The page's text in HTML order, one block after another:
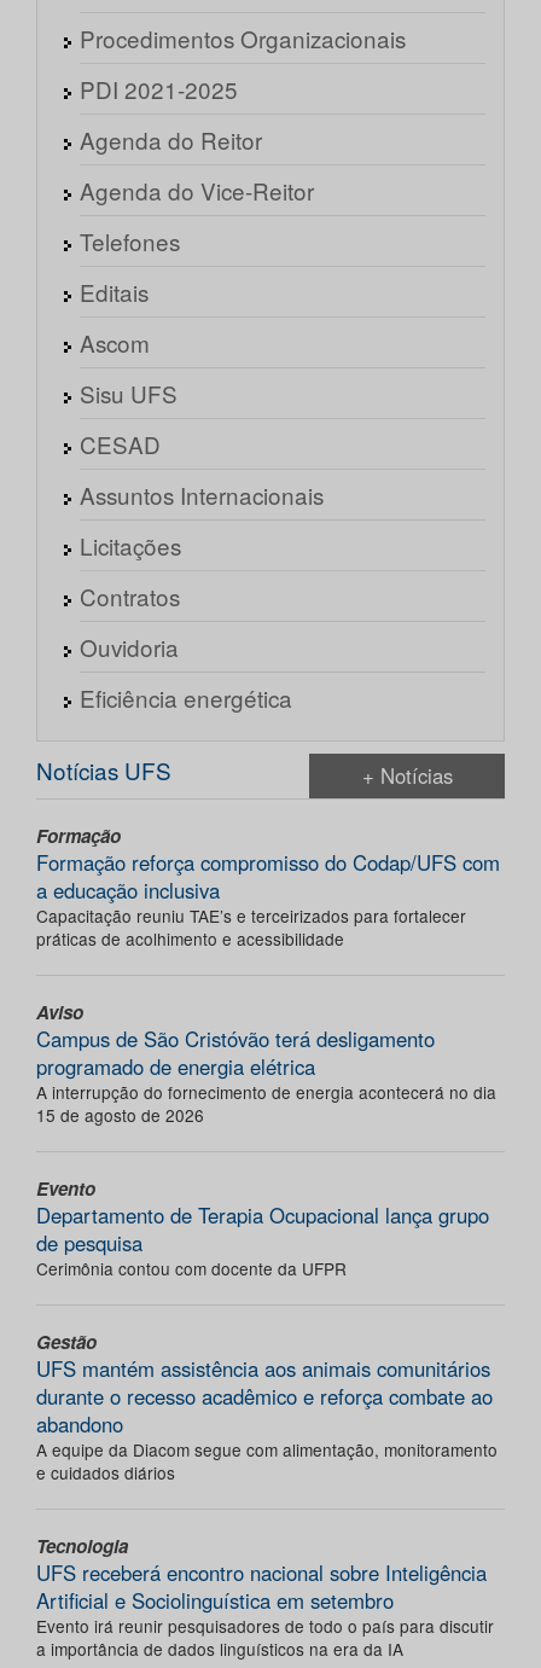
Procedimentos Organizacionais
PDI 2021-2025
Agenda do Reitor
Agenda do Vice-Reitor
Telefones
Editais
Ascom
Sisu UFS
CESAD
Assuntos Internacionais
Licitações
Contratos
Ouvidoria
Eficiência energética
Notícias UFS + Notícias
Formação
Formação reforça compromisso do Codap/UFS com
a educação inclusiva
Capacitação reuniu TAE’s e terceirizados para fortalecer
práticas de acolhimento e acessibilidade
Aviso
Campus de São Cristóvão terá desligamento
programado de energia elétrica
A interrupção do fornecimento de energia acontecerá no dia
15 de agosto de 2026
Evento
Departamento de Terapia Ocupacional lança grupo
de pesquisa
Cerimônia contou com docente da UFPR
Gestão
UFS mantém assistência aos animais comunitários
durante o recesso acadêmico e reforça combate ao
abandono
A equipe da Diacom segue com alimentação, monitoramento
e cuidados diários
Tecnologia
UFS receberá encontro nacional sobre Inteligência
Artificial e Sociolinguística em setembro
Evento irá reunir pesquisadores de todo o país para discutir
a importância de dados linguísticos na era da IA